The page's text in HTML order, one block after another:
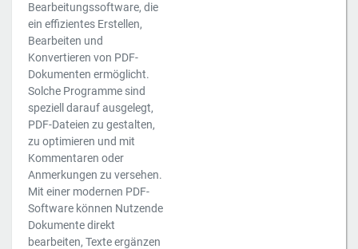
Bearbeitungssoftware, die
ein effizientes Erstellen,
Bearbeiten und
Konvertieren von PDF-
Dokumenten ermöglicht.
Solche Programme sind
speziell darauf ausgelegt,
PDF-Dateien zu gestalten,
zu optimieren und mit
Kommentaren oder
Anmerkungen zu versehen.
Mit einer modernen PDF-
Software können Nutzende
Dokumente direkt
bearbeiten, Texte ergänzen